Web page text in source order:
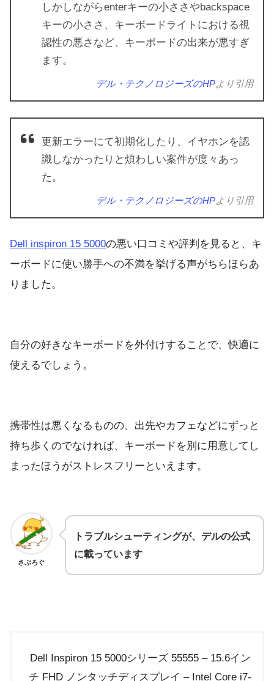
しかしながらenterキーの小ささやbackspace
キーの小ささ、キーボードライトにおける視
認性の悪さなど、キーボードの出来が悪すぎ
ます。
デル・テクノロジーズのHPより引用
更新エラーにて初期化したり、イヤホンを認
識しなかったりと煩わしい案件が度々あっ
た。
デル・テクノロジーズのHPより引用
Dell inspiron 15 5000の悪い口コミや評判を見ると、キ
ーボードに使い勝手への不満を挙げる声がちらほらあ
りました。
自分の好きなキーボードを外付けすることで、快適に
使えるでしょう。
携帯性は悪くなるものの、出先やカフェなどにずっと
持ち歩くのでなければ、キーボードを別に用意してし
まったほうがストレスフリーといえます。
さぶろぐ
トラブルシューティングが、デルの公式
に載っています
Dell Inspiron 15 5000シリーズ 55555 – 15.6イン
チ FHD ノンタッチディスプレイ – Intel Core i7-